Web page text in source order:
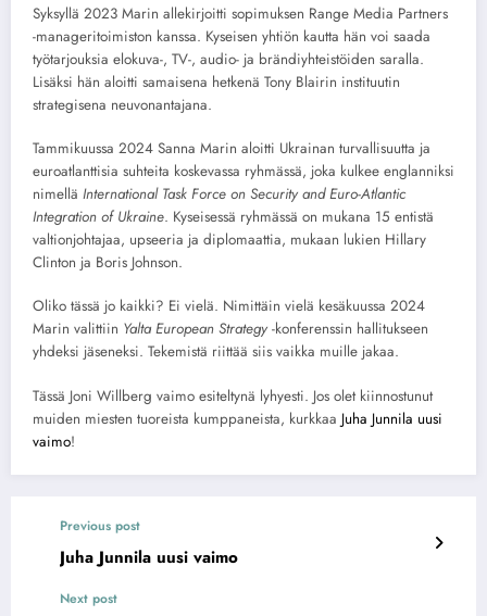
Syksyllä 2023 Marin allekirjoitti sopimuksen Range Media Partners
-manageritoimiston kanssa. Kyseisen yhtiön kautta hän voi saada
työtarjouksia elokuva-, TV-, audio- ja brändiyhteistöiden saralla.
Lisäksi hän aloitti samaisena hetkenä Tony Blairin instituutin
strategisena neuvonantajana.
Tammikuussa 2024 Sanna Marin aloitti Ukrainan turvallisuutta ja
euroatlanttisia suhteita koskevassa ryhmässä, joka kulkee englanniksi
nimellä International Task Force on Security and Euro-Atlantic
Integration of Ukraine. Kyseisessä ryhmässä on mukana 15 entistä
valtionjohtajaa, upseeria ja diplomaattia, mukaan lukien Hillary
Clinton ja Boris Johnson.
Oliko tässä jo kaikki? Ei vielä. Nimittäin vielä kesäkuussa 2024
Marin valittiin Yalta European Strategy -konferenssin hallitukseen
yhdeksi jäseneksi. Tekemistä riittää siis vaikka muille jakaa.
Tässä Joni Willberg vaimo esiteltynä lyhyesti. Jos olet kiinnostunut
muiden miesten tuoreista kumppaneista, kurkkaa Juha Junnila uusi
vaimo!
Previous post
Juha Junnila uusi vaimo
Next post